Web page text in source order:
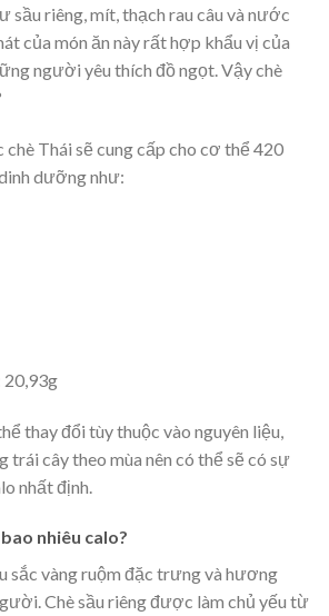
sầu riêng, mít, thạch rau câu và nước
của món ăn này rất hợp khẩu vị của
người yêu thích đồ ngọt. Vậy chè
Thái sẽ cung cấp cho cơ thể 420
dưỡng như:
thay đổi tùy thuộc vào nguyên liệu,
trái cây theo mùa nên có thể sẽ có sự
nhất định.
nhiêu calo?
sắc vàng ruộm đặc trưng và hương
Chè sầu riêng được làm chủ yếu từ